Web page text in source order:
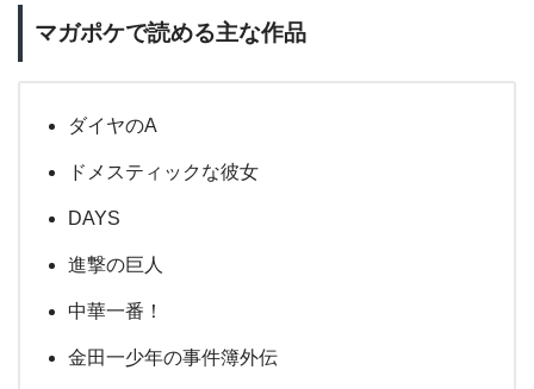
マガポケで読める主な作品
ダイヤのA
ドメスティックな彼女
DAYS
進撃の巨人
中華一番！
金田一少年の事件簿外伝